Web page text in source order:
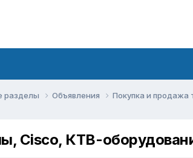
разделы Объявления Покупка и продажа
Cisco, КТВ-